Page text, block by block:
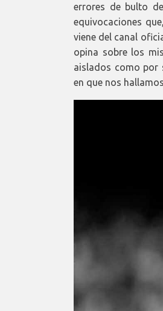
errores de bulto
equivocaciones
viene del canal
opina sobre los
aislados como por
en que nos hallamos.